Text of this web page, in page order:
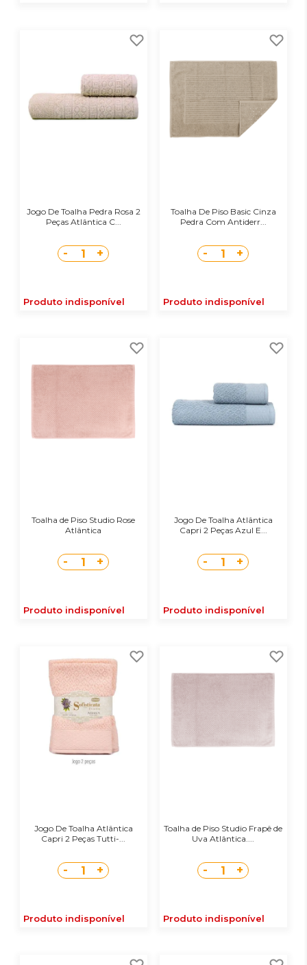
Jogo De Toalha Pedra Rosa 2
Peças Atlântica C...
- 1 +
Produto indisponível
Toalha De Piso Basic Cinza
Pedra Com Antiderr...
- 1 +
Produto indisponível
Toalha de Piso Studio Rose
Atlântica
- 1 +
Produto indisponível
Jogo De Toalha Atlântica
Capri 2 Peças Azul E...
- 1 +
Produto indisponível
Jogo De Toalha Atlântica
Capri 2 Peças Tutti-...
- 1 +
Produto indisponível
Toalha de Piso Studio Frapê de
Uva Atlântica....
- 1 +
Produto indisponível